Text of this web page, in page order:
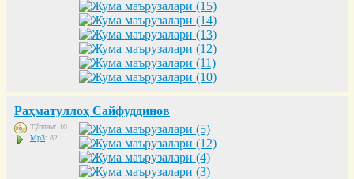
Раҳматуллоҳ Сайфуддинов
Тўплам: 10
Mp3: 82